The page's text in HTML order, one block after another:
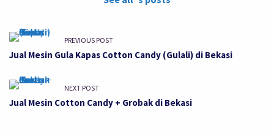
PREVIOUS POST
Jual Mesin Gula Kapas Cotton Candy (Gulali) di Bekasi
NEXT POST
Jual Mesin Cotton Candy + Grobak di Bekasi